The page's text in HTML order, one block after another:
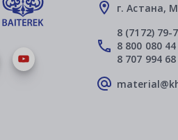
г. Астана,
8 (7172) 79-
8 800 080
8 707 994